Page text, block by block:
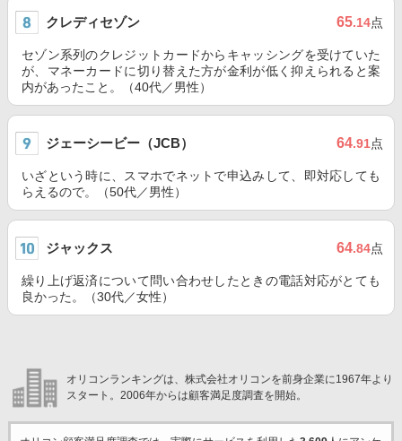
クレディセゾン 65.14点
セゾン系列のクレジットカードからキャッシングを受けていた
が、マネーカードに切り替えた方が金利が低く抑えられると案
内があったこと。（40代／男性）
ジェーシービー（JCB） 64.91点
いざという時に、スマホでネットで申込みして、即対応しても
らえるので。（50代／男性）
ジャックス 64.84点
繰り上げ返済について問い合わせしたときの電話対応がとても
良かった。（30代／女性）
オリコンランキングは、株式会社オリコンを前身企業に1967年より
スタート。2006年からは顧客満足度調査を開始。